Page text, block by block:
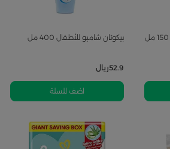
بيكوتان شامبو للأطفال 400 مل
52.9ريال
اضف للسلة